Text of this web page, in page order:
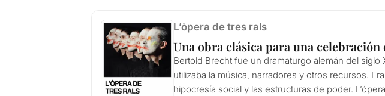
L’òpera de tres rals
Una obra clásica para una celebración
Bertold Brecht fue un dramaturgo alemán del
utilizaba la música, narradores y otros recursos.
hipocresía social y las estructuras de poder.